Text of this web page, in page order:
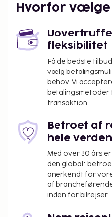
Hvorfor vælge
fleksibilitet
Få de bedste
vælg
behov. Vi
betalingsmetoder
transaktion.
Betroet af
hele verden
Med over 30 års
den globalt
anerkendt for
af
inden for bilrejser.